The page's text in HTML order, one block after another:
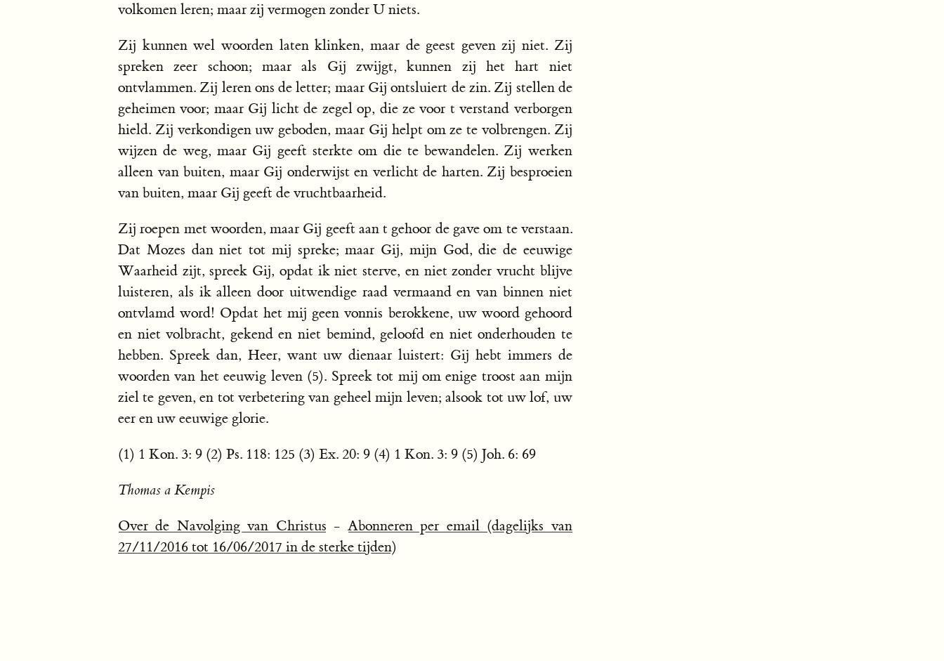
volkomen leren; maar zij vermogen zonder U niets.
Zij kunnen wel woorden laten klinken, maar de geest geven zij niet. Zij
spreken zeer schoon; maar als Gij zwijgt, kunnen zij het hart niet
ontvlammen. Zij leren ons de letter; maar Gij ontsluiert de zin. Zij stellen de
geheimen voor; maar Gij licht de zegel op, die ze voor t verstand verborgen
hield. Zij verkondigen uw geboden, maar Gij helpt om ze te volbrengen. Zij
wijzen de weg, maar Gij geeft sterkte om die te bewandelen. Zij werken
alleen van buiten, maar Gij onderwijst en verlicht de harten. Zij besproeien
van buiten, maar Gij geeft de vruchtbaarheid.
Zij roepen met woorden, maar Gij geeft aan t gehoor de gave om te verstaan.
Dat Mozes dan niet tot mij spreke; maar Gij, mijn God, die de eeuwige
Waarheid zijt, spreek Gij, opdat ik niet sterve, en niet zonder vrucht blijve
luisteren, als ik alleen door uitwendige raad vermaand en van binnen niet
ontvlamd word! Opdat het mij geen vonnis berokkene, uw woord gehoord
en niet volbracht, gekend en niet bemind, geloofd en niet onderhouden te
hebben. Spreek dan, Heer, want uw dienaar luistert: Gij hebt immers de
woorden van het eeuwig leven (5). Spreek tot mij om enige troost aan mijn
ziel te geven, en tot verbetering van geheel mijn leven; alsook tot uw lof, uw
eer en uw eeuwige glorie.
(1) 1 Kon. 3: 9 (2) Ps. 118: 125 (3) Ex. 20: 9 (4) 1 Kon. 3: 9 (5) Joh. 6: 69
Thomas a Kempis
Over de Navolging van Christus - Abonneren per email (dagelijks van
27/11/2016 tot 16/06/2017 in de sterke tijden)